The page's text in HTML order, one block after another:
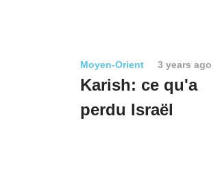
Moyen-Orient 3 years ago
Karish: ce qu'a
perdu Israël